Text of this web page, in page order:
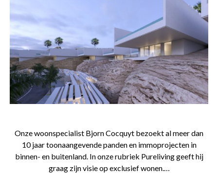
Onze woonspecialist Bjorn Cocquyt bezoekt al meer dan
10 jaar toonaangevende panden en immoprojecten in
binnen- en buitenland. In onze rubriek Pureliving geeft hij
graag zijn visie op exclusief wonen.…